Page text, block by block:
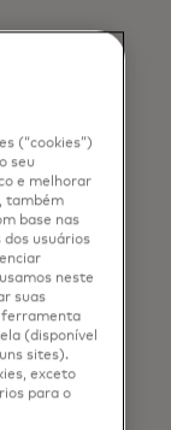
o
de
a
mais
(“cookies”)
seu
e melhorar
também
base nas
dos usuários
neste
suas
ferramenta
(disponível
sites).
exceto
para o